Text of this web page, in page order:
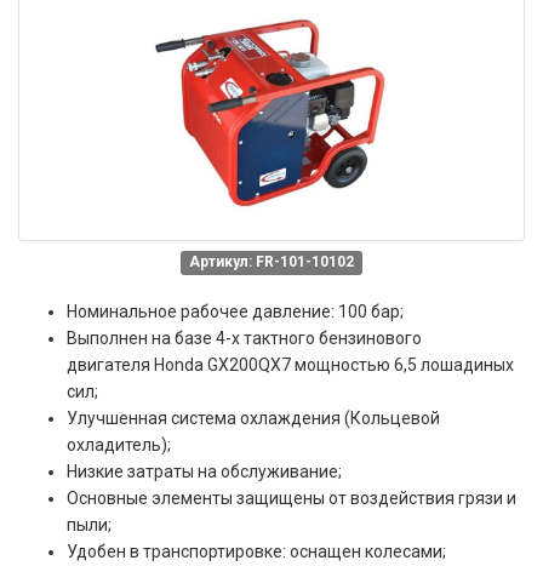
Артикул: FR-101-10102
Номинальное рабочее давление: 100 бар;
Выполнен на базе 4-х тактного бензинового
двигателя Honda GX200QX7 мощностью 6,5 лошадиных
сил;
Улучшенная система охлаждения (Кольцевой
охладитель);
Низкие затраты на обслуживание;
Основные элементы защищены от воздействия грязи и
пыли;
Удобен в транспортировке: оснащен колесами;